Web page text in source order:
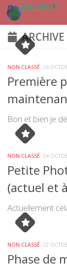
Skip to content
NON CLASSÉ 26
Première
Bon et bien je
NON CLASSÉ 24
Petite
(actuel et
Actuellement
NON CLASSÉ 22
Phase de